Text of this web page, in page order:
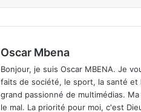
Oscar Mbena
Bonjour, je suis Oscar MBENA. Je
faits de société, le sport, la santé et
grand passionné de multimédias.
le mal. La priorité pour moi, c'est